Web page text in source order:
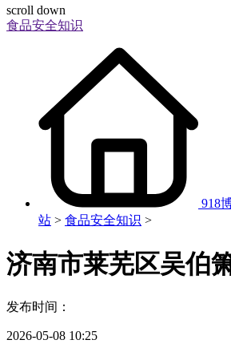
scroll down
食品安全知识
918
站 > 食品安全知识 >
济南市莱芜区吴伯
发布时间：
2026-05-08 10:25